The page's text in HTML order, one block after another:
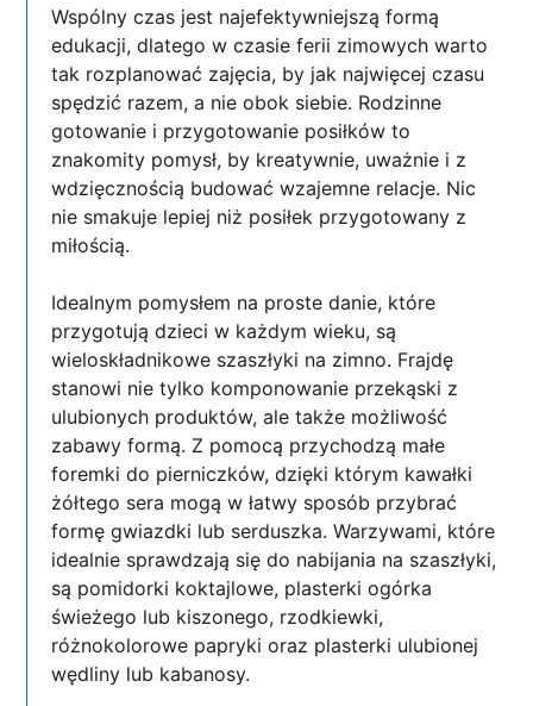
Wspólny czas jest najefektywniejszą formą
edukacji, dlatego w czasie ferii zimowych warto
tak rozplanować zajęcia, by jak najwięcej czasu
spędzić razem, a nie obok siebie. Rodzinne
gotowanie i przygotowanie posiłków to
znakomity pomysł, by kreatywnie, uważnie i z
wdzięcznością budować wzajemne relacje. Nic
nie smakuje lepiej niż posiłek przygotowany z
miłością.
Idealnym pomysłem na proste danie, które
przygotują dzieci w każdym wieku, są
wieloskładnikowe szaszłyki na zimno. Frajdę
stanowi nie tylko komponowanie przekąski z
ulubionych produktów, ale także możliwość
zabawy formą. Z pomocą przychodzą małe
foremki do pierniczków, dzięki którym kawałki
żółtego sera mogą w łatwy sposób przybrać
formę gwiazdki lub serduszka. Warzywami, które
idealnie sprawdzają się do nabijania na szaszłyki,
są pomidorki koktajlowe, plasterki ogórka
świeżego lub kiszonego, rzodkiewki,
różnokolorowe papryki oraz plasterki ulubionej
wędliny lub kabanosy.